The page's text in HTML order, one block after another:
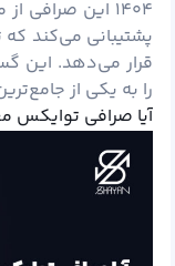
پشتیبانی می‌کند که
قرار می‌دهد. این
را به یکی از
آیا صرافی توایکس